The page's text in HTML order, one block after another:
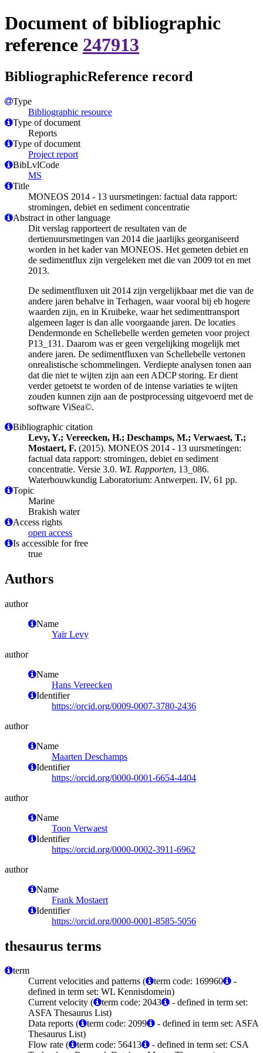
Document of bibliographic
reference 247913
BibliographicReference record
Type
Bibliographic resource
Type of document
Reports
Type of document
Project report
BibLvlCode
MS
Title
MONEOS 2014 - 13 uursmetingen: factual data rapport:
stromingen, debiet en sediment concentratie
Abstract in other language
Dit verslag rapporteert de resultaten van de
dertienuursmetingen van 2014 die jaarlijks georganiseerd
worden in het kader van MONEOS. Het gemeten debiet en
de sedimentflux zijn vergeleken met die van 2009 tot en met
2013.
De sedimentfluxen uit 2014 zijn vergelijkbaar met die van de
andere jaren behalve in Terhagen, waar vooral bij eb hogere
waarden zijn, en in Kruibeke, waar het sedimenttransport
algemeen lager is dan alle voorgaande jaren. De locaties
Dendermonde en Schellebelle werden gemeten voor project
P13_131. Daarom was er geen vergelijking mogelijk met
andere jaren. De sedimentfluxen van Schellebelle vertonen
onrealistische schommelingen. Verdiepte analysen tonen aan
dat die niet te wijten zijn aan een ADCP storing. Er dient
verder getoetst te worden of de intense variaties te wijten
zouden kunnen zijn aan de postprocessing uitgevoerd met de
software ViSea©.
Bibliographic citation
Levy, Y.; Vereecken, H.; Deschamps, M.; Verwaest, T.;
Mostaert, F. (2015). MONEOS 2014 - 13 uursmetingen:
factual data rapport: stromingen, debiet en sediment
concentratie. Versie 3.0. WL Rapporten, 13_086.
Waterbouwkundig Laboratorium: Antwerpen. IV, 61 pp.
Topic
Marine
Brakish water
Access rights
open access
Is accessible for free
true
Authors
author
Name
Yaïr Levy
author
Name
Hans Vereecken
Identifier
https://orcid.org/0009-0007-3780-2436
author
Name
Maarten Deschamps
Identifier
https://orcid.org/0000-0001-6654-4404
author
Name
Toon Verwaest
Identifier
https://orcid.org/0000-0002-3911-6962
author
Name
Frank Mostaert
Identifier
https://orcid.org/0000-0001-8585-5056
thesaurus terms
term
Current velocities and patterns (
term code: 169960
-
defined in term set: WL Kennisdomein)
Current velocity (
term code: 2043
- defined in term set:
ASFA Thesaurus List)
Data reports (
term code: 2099
- defined in term set: ASFA
Thesaurus List)
Flow rate (
term code: 56413
- defined in term set: CSA